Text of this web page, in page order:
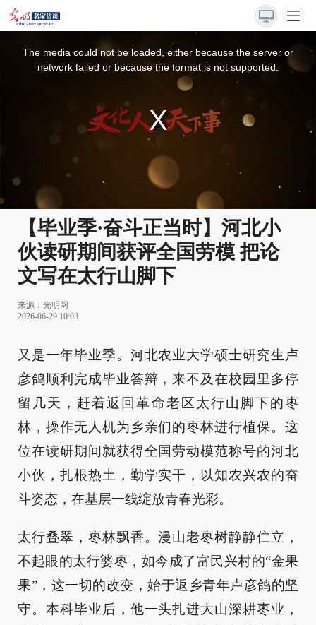
The media could not be loaded, either because the server or
network failed or because the format is not supported.
【毕业季·奋斗正当时】河北小
伙读研期间获评全国劳模 把论
文写在太行山脚下
来源： 光明网
2026-06-29 10:03
又是一年毕业季。河北农业大学硕士研究生卢
彦鸽顺利完成毕业答辩，来不及在校园里多停
留几天，赶着返回革命老区太行山脚下的枣
林，操作无人机为乡亲们的枣林进行植保。这
位在读研期间就获得全国劳动模范称号的河北
小伙，扎根热土，勤学实干，以知农兴农的奋
斗姿态，在基层一线绽放青春光彩。
太行叠翠，枣林飘香。漫山老枣树静静伫立，
不起眼的太行婆枣，如今成了富民兴村的“金果
果”，这一切的改变，始于返乡青年卢彦鸽的坚
守。本科毕业后，他一头扎进大山深耕枣业，